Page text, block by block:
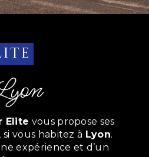
Elite vous propose ses
, si vous habitez à Lyon.
expérience et d’un